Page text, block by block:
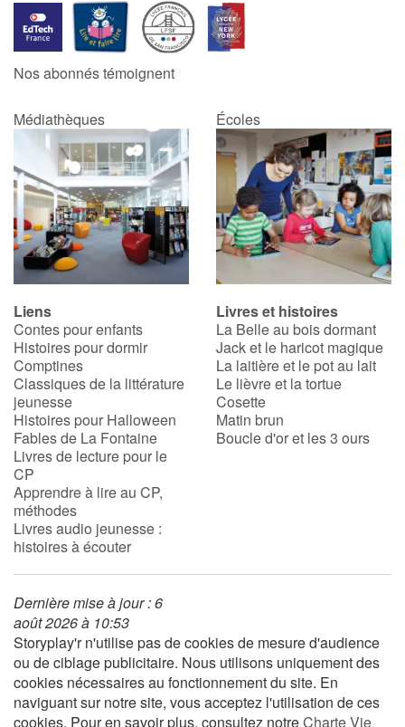
Contraste +
Aide
Accueil
Famille
Écoles
Médiathèques
Vidéos & Tutoriaux
Blog
Actualités
Par thématique
Rencontres et témoignages
Contes d'ici et d'ailleurs
Autour de la lecture
Apprendre à lire
Livre audio
Nos abonnés témoignent
Médiathèques Écoles
Liens
Contes pour enfants
Histoires pour dormir
Comptines
Classiques de la littérature
jeunesse
Histoires pour Halloween
Fables de La Fontaine
Livres de lecture pour le
CP
Apprendre à lire au CP,
méthodes
Livres audio jeunesse :
histoires à écouter
Livres et histoires
La Belle au bois dormant
Jack et le haricot magique
La laitière et le pot au lait
Le lièvre et la tortue
Cosette
Matin brun
Boucle d'or et les 3 ours
Dernière mise à jour : 6
août 2026 à 10:53
Storyplay'r n'utilise pas de cookies de mesure d'audience
ou de ciblage publicitaire. Nous utilisons uniquement des
cookies nécessaires au fonctionnement du site. En
naviguant sur notre site, vous acceptez l'utilisation de ces
cookies. Pour en savoir plus, consultez notreCharte Vie